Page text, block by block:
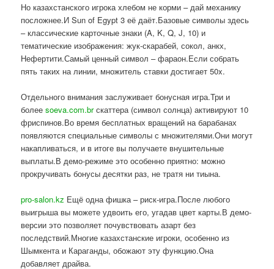
Но казахстанского игрока хлебом не корми – дай механику
посложнее.И Sun of Egypt 3 её даёт.Базовые символы здесь
– классические карточные знаки (A, K, Q, J, 10) и
тематические изображения: жук-скарабей, сокол, анкх,
Нефертити.Самый ценный символ – фараон.Если собрать
пять таких на линии, множитель ставки достигает 50x.
Отдельного внимания заслуживает бонусная игра.Три и
болееsoeva.com.brскаттера (символ солнца) активируют 10
фриспинов.Во время бесплатных вращений на барабанах
появляются специальные символы с множителями.Они могут
накапливаться, и в итоге вы получаете внушительные
выплаты.В демо-режиме это особенно приятно: можно
прокручивать бонусы десятки раз, не тратя ни тиына.
pro-salon.kz Ещё одна фишка – риск-игра.После любого
выигрыша вы можете удвоить его, угадав цвет карты.В демо-
версии это позволяет почувствовать азарт без
последствий.Многие казахстанские игроки, особенно из
Шымкента и Караганды, обожают эту функцию.Она
добавляет драйва.